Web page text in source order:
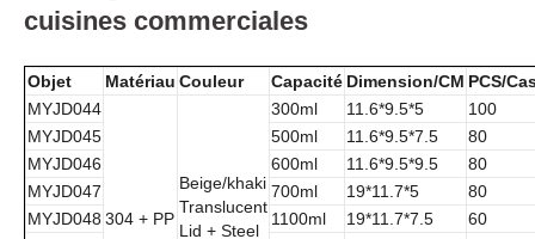
cuisines commerciales
Objet Matériau Couleur Capacité Dimension/CM PCS/
MYJD044
304 + PP
Beige/khaki
Translucent
Lid + Steel
300ml 11.6*9.5*5
100
MYJD045
500ml 11.6*9.5*7.5
80
MYJD046
600ml 11.6*9.5*9.5
80
MYJD047
700ml 19*11.7*5
80
MYJD048
1100ml 19*11.7*7.5
60